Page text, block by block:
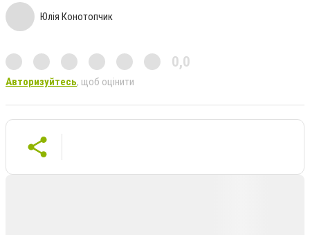
Юлія Конотопчик
0,0
Авторизуйтесь, щоб оцінити